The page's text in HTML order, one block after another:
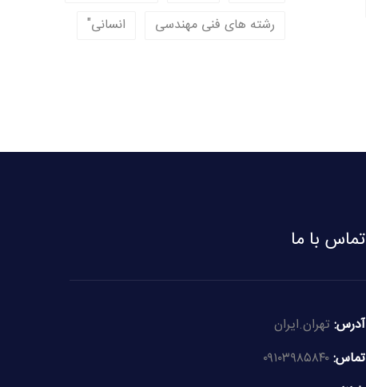
رشته های فنی مهندسی
انسانی"
تماس با ما
آدرس:تهران.ایران
تماس: